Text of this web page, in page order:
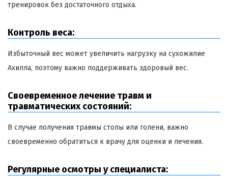
тренировок без достаточного отдыха.
Контроль веса:
Избыточный вес может увеличить нагрузку на сухожилие
Ахилла, поэтому важно поддерживать здоровый вес.
Своевременное лечение травм и
травматических состояний:
В случае получения травмы стопы или голени, важно
своевременно обратиться к врачу для оценки и лечения.
Регулярные осмотры у специалиста: